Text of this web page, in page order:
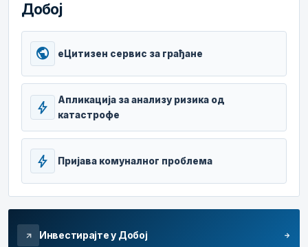
Добој
public еЦитизен сервис за грађане
bolt
Апликација за анализу ризика од
катастрофе
bolt Пријава комуналног проблема
arrow_outward Инвестирајте у Добој arrow_forward